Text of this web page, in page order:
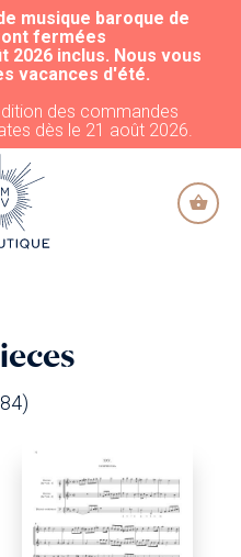
PRINCIPAL
musique baroque de
fermées
2026 inclus. Nous vous
vacances d'été.
des commandes
dès le 21 août 2026.